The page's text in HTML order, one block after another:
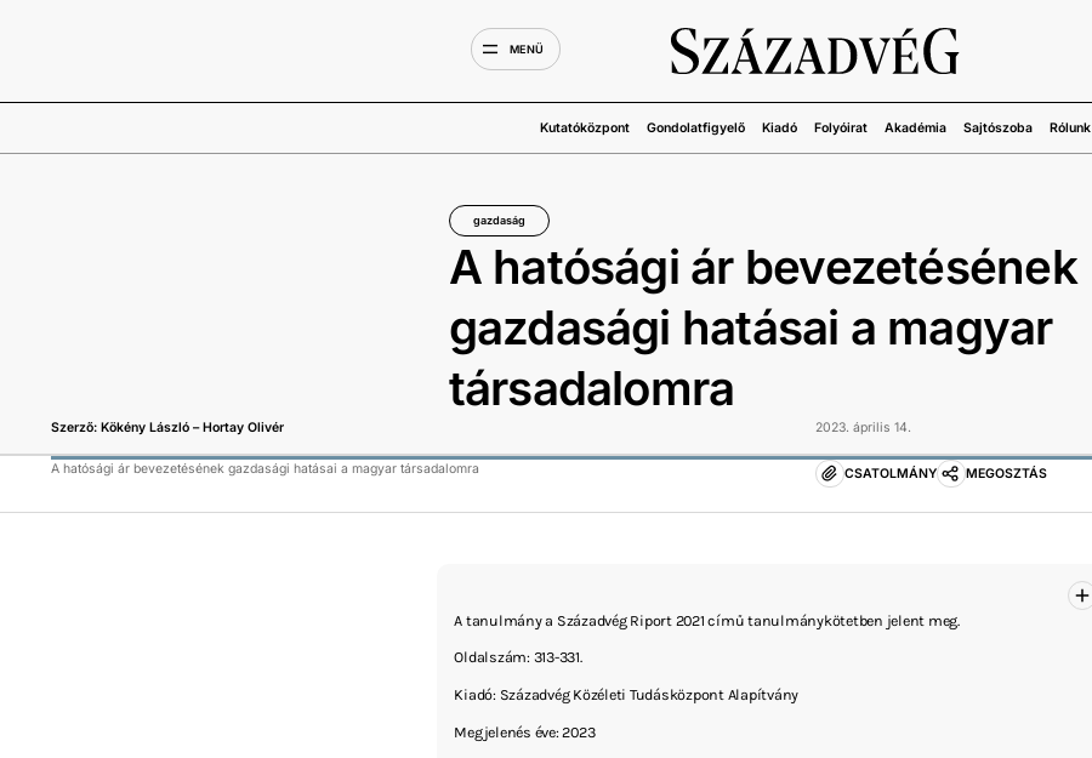
MENÜ
Kutatóközpont Gondolatfigyelő Kiadó Folyóirat Akadémia Sajtószoba Rólunk
gazdaság
A hatósági ár bevezetésének
gazdasági hatásai a magyar
társadalomra
Szerző: Kökény László – Hortay Olivér 2023. április 14.
A hatósági ár bevezetésének gazdasági hatásai a magyar társadalomra CSATOLMÁNY MEGOSZTÁS
A tanulmány a Századvég Riport 2021 című tanulmánykötetben jelent meg.
Oldalszám: 313-331.
Kiadó: Századvég Közéleti Tudásközpont Alapítvány
Megjelenés éve: 2023